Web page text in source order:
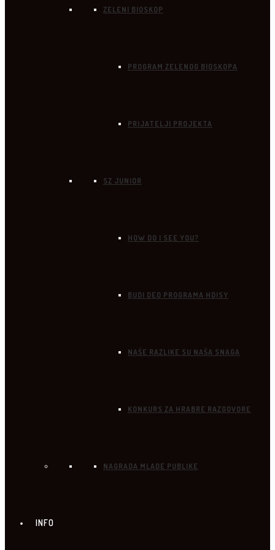
ZELENI BIOSKOP
PROGRAM ZELENOG BIOSKOPA
PRIJATELJI PROJEKTA
SZ JUNIOR
HOW DO I SEE YOU?
BUDI DEO PROGRAMA HDISY
NAŠE RAZLIKE SU NAŠA SNAGA
KONKURS ZA HRABRE RAZGOVORE
NAGRADA MLADE PUBLIKE
INFO